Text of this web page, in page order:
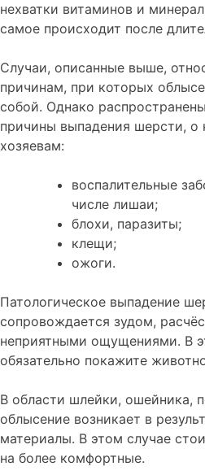
нехватки витаминов и
самое происходит после
Случаи, описанные выше,
причинам, при которых
собой. Однако
причины выпадения шерсти, о
хозяевам:
воспалительные
числе лишаи;
блохи, паразиты;
клещи;
ожоги.
Патологическое выпадение
сопровождается зудом,
неприятными ощущениями. В
обязательно покажите
В области шлейки, ошейника,
облысение возникает в
материалы. В этом случае
на более комфортные.